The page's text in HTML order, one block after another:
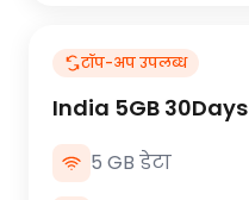
टॉप-अप उपलब्ध
India 5GB 30Days
5 GB डेटा